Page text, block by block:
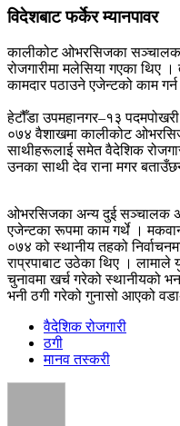
विदेशबाट फर्केर म्यानपावर
कालीकोट ओभरसिजका
रोजगारीमा मलेसिया गएका थिए
कामदार पठाउने एजेन्टको काम
हेटौँडा उपमहानगर–१३
०७४ वैशाखमा कालीकोट
साथीहरूलाई समेत वैदेशिक
उनका साथी देव राना मगर
ओभरसिजका अन्य दुई सञ्‍चालक
एजेन्टका रूपमा काम गर्थे ।
०७४ को स्थानीय तहको
राप्रपाबाट उठेका थिए । लामाले
चुनावमा खर्च गरेको स्थानीयको
भनी ठगी गरेको गुनासो आएको
वैदेशिक रोजगारी
ठगी
मानव तस्करी